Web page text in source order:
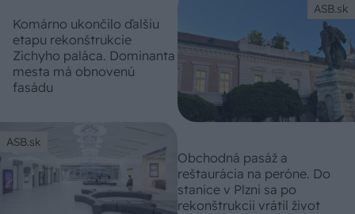
ASB.sk
Komárno ukončilo ďalšiu
etapu rekonštrukcie
Zichyho paláca. Dominanta
mesta má obnovenú
fasádu
ASB.sk
Obchodná pasáž a
reštaurácia na peróne. Do
stanice v Plzni sa po
rekonštrukcii vrátil život